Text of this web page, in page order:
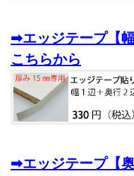
➡エッジテープ【
こちらから
➡エッジテープ【